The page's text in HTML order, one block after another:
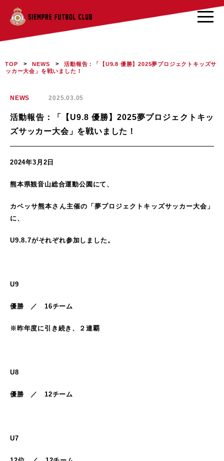
TOP > NEWS >
活動報告：「【U9.8 優勝】2025夢プロジェクトキッズサ
ッカー大会」を戦いました！
NEWS 2025.03.05
活動報告：「【U9.8 優勝】2025夢プロジェクトキッ
ズサッカー大会」を戦いました！
2024年3月2日
熊本県観音山総合運動公園にて、
カベッサ熊本さん主催の「夢プロジェクトキッズサッカー大会」
に、
U9.8.7がそれぞれ参加しました。
U9
優勝 ／ 16チーム
※昨年度に引き続き、２連覇
U8
優勝 ／ 12チーム
U7